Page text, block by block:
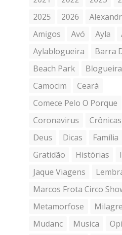
2025
2026
Amigos
Avó Ayla
Aylablogueira
Barra
Beach Park
Blogueira
Camocim
Ceará
Comece Pelo O Porque
Coronavirus
Crônicas
Deus
Dicas Família
Gratidão
Histórias
Jaque Viagens
Marcos Frota Circo
Metamorfose
Mudanc
Musica